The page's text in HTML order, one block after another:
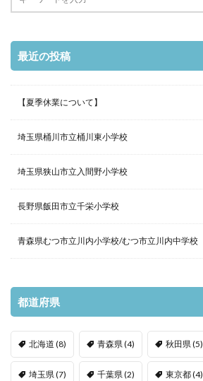
最近の投稿
【夏季休業について】
埼玉県桶川市立桶川東小学校
埼玉県狭山市立入間野小学校
長野県飯田市立千栄小学校
青森県むつ市立川内小学校/むつ市立川内中学校
都道府県
北海道 (8) 青森県(4) 秋田県(5)
埼玉県(7) 千葉県(2) 東京都(4)